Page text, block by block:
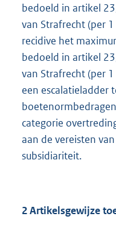
bedoeld in artikel
van Strafrecht (per
recidive het
bedoeld in artikel
van Strafrecht (per
een escalatieladder
categorie
aan de vereisten
subsidiariteit.
2 Artikelsgewijze